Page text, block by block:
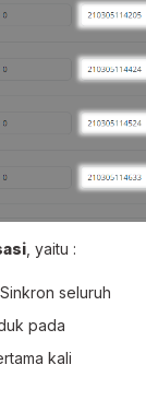
, yaitu :
seluruh
pada
kali